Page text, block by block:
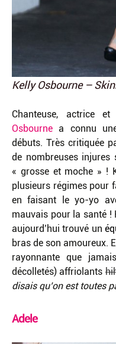
Kelly Osbourne –
Chanteuse, actrice
Osbourne a connu
débuts. Très critiquée
de nombreuses
« grosse et moche » !
plusieurs régimes pour
en faisant le yo-yo
mauvais pour la santé !
aujourd’hui trouvé un
bras de son amoureux.
rayonnante que
décolletés) affriolants
disais qu’on est toutes
Adele